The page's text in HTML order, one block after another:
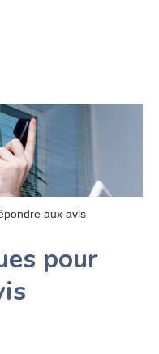
aux avis
pour